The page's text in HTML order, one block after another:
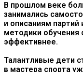
В прошлом веке
занимались
и описаниям партий
методики обучения
эффективнее.
Талантливые дети
в мастера спорта